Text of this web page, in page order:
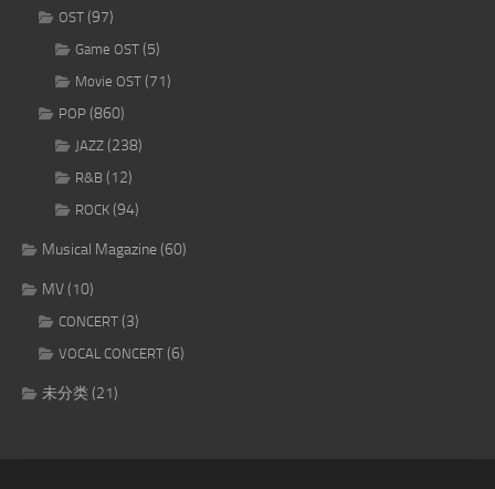
OST (97)
Game OST (5)
Movie OST (71)
POP (860)
JAZZ (238)
R&B (12)
ROCK (94)
Musical Magazine(60)
MV(10)
CONCERT (3)
VOCAL CONCERT (6)
未分类(21)